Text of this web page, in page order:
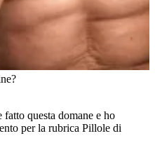
questa domane e ho
per la rubrica Pillole di